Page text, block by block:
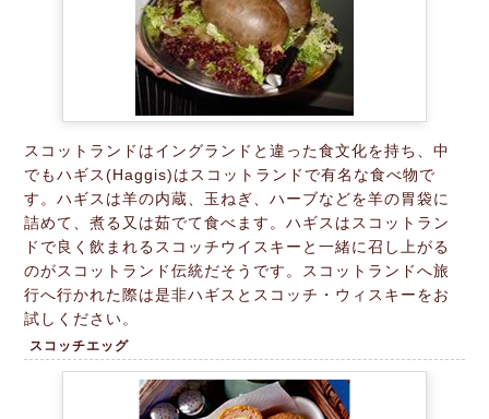
スコットランドはイングランドと違った食文化を持ち、中
でもハギス(Haggis)はスコットランドで有名な食べ物で
す。ハギスは羊の内蔵、玉ねぎ、ハーブなどを羊の胃袋に
詰めて、煮る又は茹でて食べます。ハギスはスコットラン
ドで良く飲まれるスコッチウイスキーと一緒に召し上がる
のがスコットランド伝統だそうです。スコットランドへ旅
行へ行かれた際は是非ハギスとスコッチ・ウィスキーをお
試しください。
スコッチエッグ